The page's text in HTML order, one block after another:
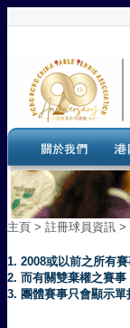
主頁 > 註冊球員資訊 >
1. 2008或以前之所有
2. 而有關雙棄權之賽
3. 團體賽事只會顯示單